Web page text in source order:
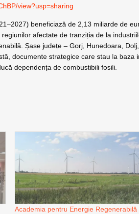
hBP/view?usp=sharing
beneficiază de 2,13 miliarde de
afectate de tranziția de la
Șase județe – Gorj, Hunedoara,
documente strategice care stau la
dependența de combustibili fosili.
Academia pentru Energie Regenerabilă